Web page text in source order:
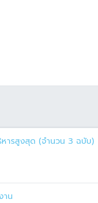
ารสูงสุด (จำนวน 3 ฉบับ)
าน